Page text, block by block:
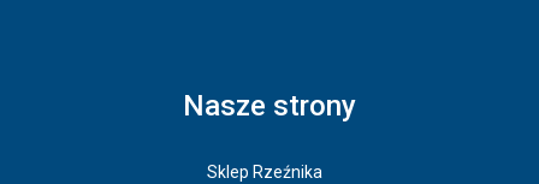
Nasze strony
Sklep Rzeźnika